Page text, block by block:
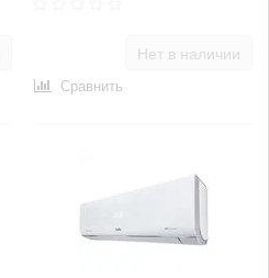
Нет в наличии
Сравнить